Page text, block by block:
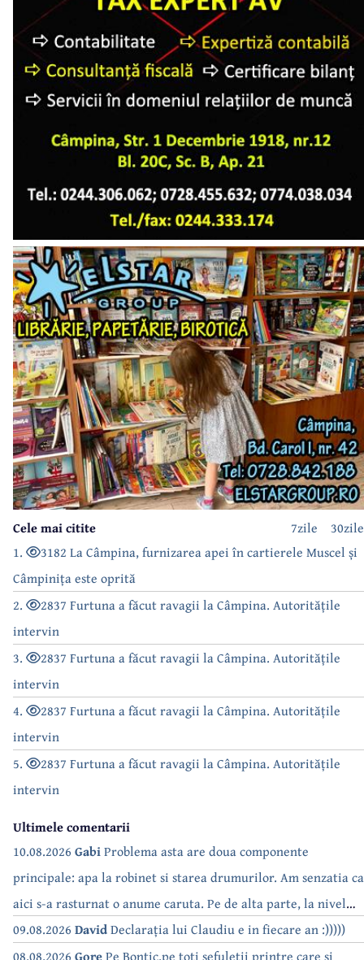
30zile
7zile
Cele mai citite
1.
3182 La Câmpina, furnizarea apei în cartierele Muscel și
Câmpinița este oprită
2.
2837 Furtuna a făcut ravagii la Câmpina. Autoritățile
intervin
3.
2837 Furtuna a făcut ravagii la Câmpina. Autoritățile
intervin
4.
2837 Furtuna a făcut ravagii la Câmpina. Autoritățile
intervin
5.
2837 Furtuna a făcut ravagii la Câmpina. Autoritățile
intervin
Ultimele comentarii
10.08.2026 GabiProblema asta are doua componente
principale: apa la robinet si starea drumurilor. Am senzatia ca
aici s-a rasturnat o anume caruta. Pe de alta parte, la nivel
national, serialul asta deja a difuzat episoadele 'fara apa' si
'fara energie'. Banuiesc ca urmeaza episodul 'fara hrana'.
09.08.2026 DavidDeclarația lui Claudiu e in fiecare an :)))))